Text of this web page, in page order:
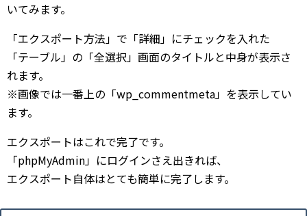
いてみます。
「エクスポート方法」で「詳細」にチェックを入れた
「テーブル」の「全選択」画面のタイトルと中身が表示さ
れます。
※画像では一番上の「wp_commentmeta」を表示してい
ます。
エクスポートはこれで完了です。
「phpMyAdmin」にログインさえ出きれば、
エクスポート自体はとても簡単に完了します。